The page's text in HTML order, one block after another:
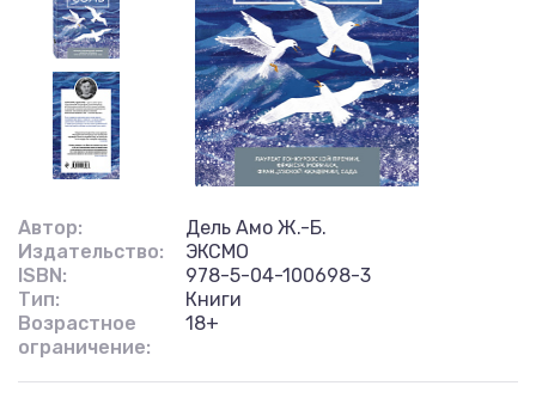
Автор:
Дель Амо Ж.-Б.
Издательство:
ЭКСМО
ISBN:
978-5-04-100698-3
Тип:
Книги
Возрастное
ограничение:
18+